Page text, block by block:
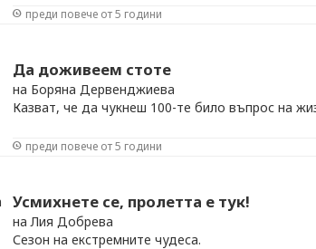
преди повече от 5 години
Да доживеем стоте
на Боряна Дервенджиева
Казват, че да чукнеш 100-те било въпрос на
преди повече от 5 години
Усмихнете се, пролетта е тук!
на Лия Добрева
Сезон на екстремните чудеса.